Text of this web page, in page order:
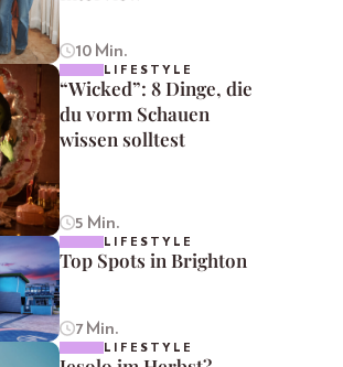
10 Min.
LIFESTYLE
“Wicked”: 8 Dinge, die
du vorm Schauen
wissen solltest
5 Min.
LIFESTYLE
Top Spots in Brighton
7 Min.
LIFESTYLE